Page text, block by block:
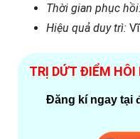
Thời gian phục
Hiệu quả duy trì:
TRỊ DỨT ĐIỂM HÔI
Đăng kí ngay tại